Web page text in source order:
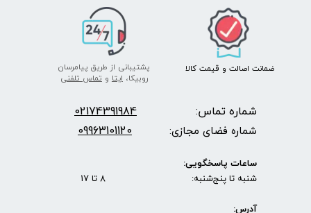
پشتیبانی از طریق پیامرسان
روبیکا،ایتا وتماس تلفنی
ضمانت اصالت و قیمت​​​​​​​ کالا ​​​​​​​
شماره تماس: 02174391984
شماره فضای مجازی: 09963101120
ساعات پاسخگویی:
شنبه تا پنج‌شنبه: 8 تا 17
آدرس: